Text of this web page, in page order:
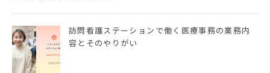
訪問看護ステーションで働く医療事務の業務内
容とそのやりがい